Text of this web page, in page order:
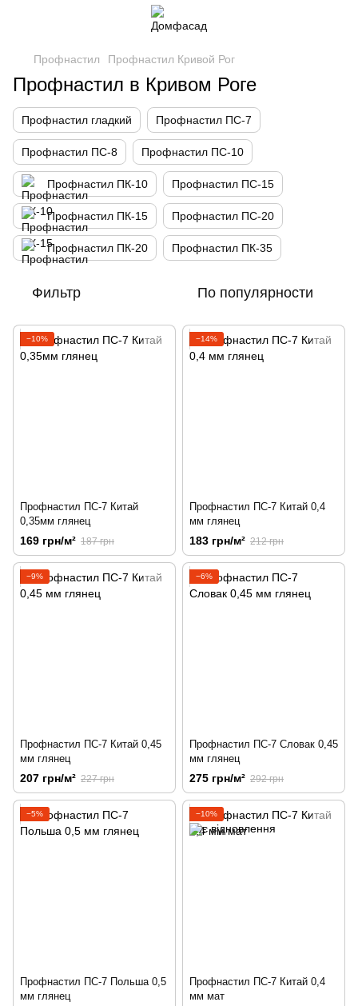
Профнастил Профнастил Кривой Рог
Профнастил в Кривом Роге
Профнастил гладкий Профнастил ПС-7
Профнастил ПС-8 Профнастил ПС-10
Профнастил ПК-10 Профнастил ПС-15
Профнастил ПК-15 Профнастил ПС-20
Профнастил ПК-20 Профнастил ПК-35
Фильтр По популярности
−10%
Профнастил ПС-7 Китай
0,35мм глянец
169 грн/м² 187 грн
−14%
Профнастил ПС-7 Китай 0,4
мм глянец
183 грн/м² 212 грн
−9%
Профнастил ПС-7 Китай 0,45
мм глянец
207 грн/м² 227 грн
−6%
Профнастил ПС-7 Словак 0,45
мм глянец
275 грн/м² 292 грн
−5%
Профнастил ПС-7 Польша 0,5
мм глянец
−10%
Профнастил ПС-7 Китай 0,4
мм мат